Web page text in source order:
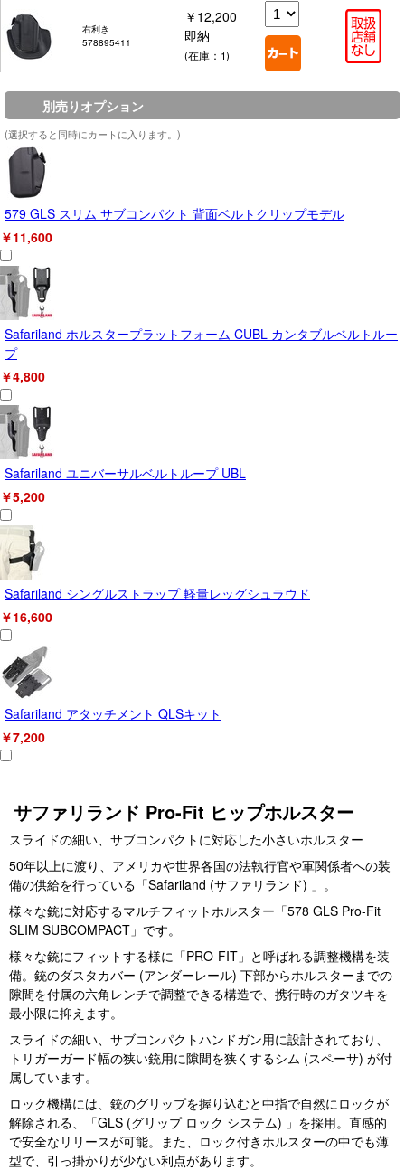
右利き
578895411
￥12,200
即納
(在庫：1)
別売りオプション
(選択すると同時にカートに入ります。)
579 GLS スリム サブコンパクト 背面ベルトクリップモデル
￥11,600
Safariland ホルスタープラットフォーム CUBL カンタブルベルトルー
プ
￥4,800
Safariland ユニバーサルベルトループ UBL
￥5,200
Safariland シングルストラップ 軽量レッグシュラウド
￥16,600
Safariland アタッチメント QLSキット
￥7,200
サファリランド Pro-Fit ヒップホルスター
スライドの細い、サブコンパクトに対応した小さいホルスター
50年以上に渡り、アメリカや世界各国の法執行官や軍関係者への装
備の供給を行っている「Safariland (サファリランド) 」。
様々な銃に対応するマルチフィットホルスター「578 GLS Pro-Fit
SLIM SUBCOMPACT」です。
様々な銃にフィットする様に「PRO-FIT」と呼ばれる調整機構を装
備。銃のダスタカバー (アンダーレール) 下部からホルスターまでの
隙間を付属の六角レンチで調整できる構造で、携行時のガタツキを
最小限に抑えます。
スライドの細い、サブコンパクトハンドガン用に設計されており、
トリガーガード幅の狭い銃用に隙間を狭くするシム (スペーサ) が付
属しています。
ロック機構には、銃のグリップを握り込むと中指で自然にロックが
解除される、「GLS (グリップ ロック システム) 」を採用。直感的
で安全なリリースが可能。また、ロック付きホルスターの中でも薄
型で、引っ掛かりが少ない利点があります。